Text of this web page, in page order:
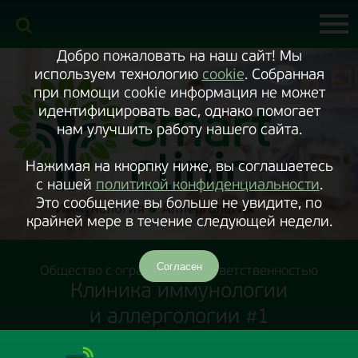
версию
сайта
Добро пожаловать на наш сайт! Мы
используем технологию cookie. Собранная
при помощи cookie информация не может
идентифицировать вас, однако помогает
нам улучшить работу нашего сайта.
Нажимая на кнорпку ниже, вы соглашаетесь
с нашей политикой конфиденциальности.
Это сообщение вы больше не увидите, по
крайней мере в течение следующей недели.
Согласен
Общество с ограниченной ответственностью
Клиника иммунологии
и аллергологии #1